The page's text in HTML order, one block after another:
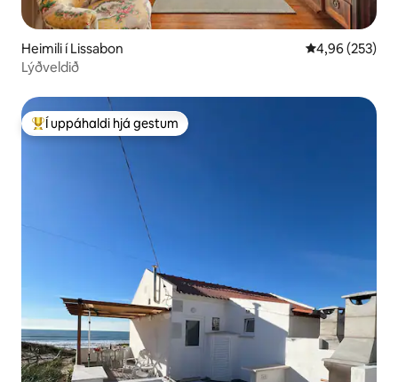
Heimili í Lissabon 4,96 af 5 í
4,96 (253)
Lýðveldið
Í mestu uppáhaldi hjá gestum
Í uppáhaldi hjá gestum